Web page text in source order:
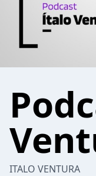
ITALO VENTURA